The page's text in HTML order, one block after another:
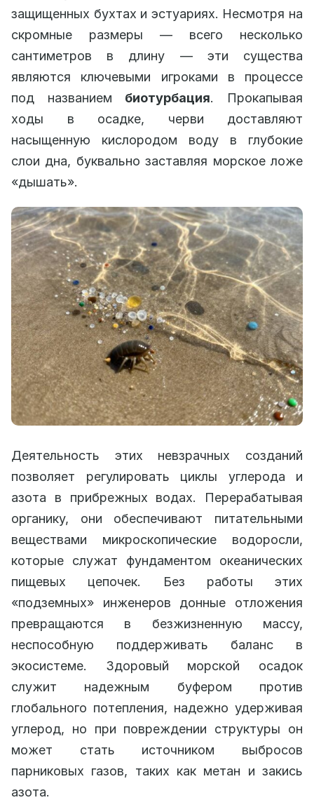
защищенных бухтах и эстуариях. Несмотря на
скромные размеры — всего несколько
сантиметров в длину — эти существа
являются ключевыми игроками в процессе
под названием биотурбация. Прокапывая
ходы в осадке, черви доставляют
насыщенную кислородом воду в глубокие
слои дна, буквально заставляя морское ложе
«дышать».
Деятельность этих невзрачных созданий
позволяет регулировать циклы углерода и
азота в прибрежных водах. Перерабатывая
органику, они обеспечивают питательными
веществами микроскопические водоросли,
которые служат фундаментом океанических
пищевых цепочек. Без работы этих
«подземных» инженеров донные отложения
превращаются в безжизненную массу,
неспособную поддерживать баланс в
экосистеме. Здоровый морской осадок
служит надежным буфером против
глобального потепления, надежно удерживая
углерод, но при повреждении структуры он
может стать источником выбросов
парниковых газов, таких как метан и закись
азота.